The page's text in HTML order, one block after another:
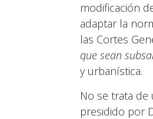
modificación
adaptar la
las Cortes
que sean
y urbanística.
No se trata
presidido por